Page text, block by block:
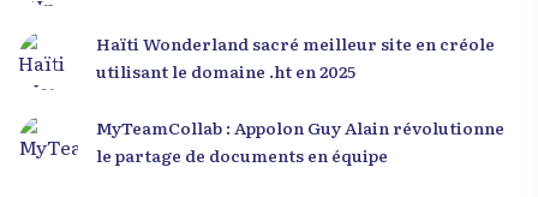
Haïti Wonderland sacré meilleur site en créole
utilisant le domaine .ht en 2025
MyTeamCollab : Appolon Guy Alain révolutionne
le partage de documents en équipe